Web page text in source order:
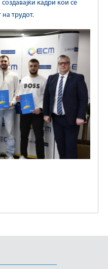
кадри кои се
трудот.